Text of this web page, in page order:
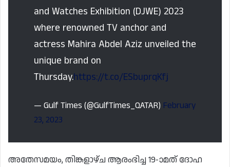
and Watches Exhibition (DJWE) 2023
where renowned TV anchor and
actress Mahira Abdel Aziz unveiled the
unique brand on
Thursday.https://t.co/ESbuprqKfj
— Gulf Times (@GulfTimes_QATAR) February
23, 2023
അതേസമയം, തിങ്കളാഴ്ച ആരംഭിച്ച 19-ാമത് ദോഹ